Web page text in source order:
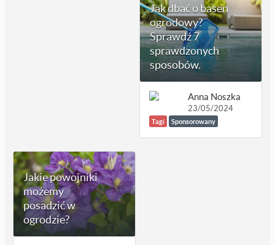
Jak dbać o basen
ogrodowy?
Sprawdź 7
sprawdzonych
sposobów.
Anna Noszka
23/05/2024
Tagi Sponsorowany
Jakie powojniki
możemy
posadzić w
ogrodzie?